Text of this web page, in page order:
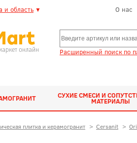
и область ▼ О нас
онлайн Расширенный поиск по
СУХИЕ СМЕСИ И
МАТЕРИАЛЫ
плитка и керамогранит > Cersanit >